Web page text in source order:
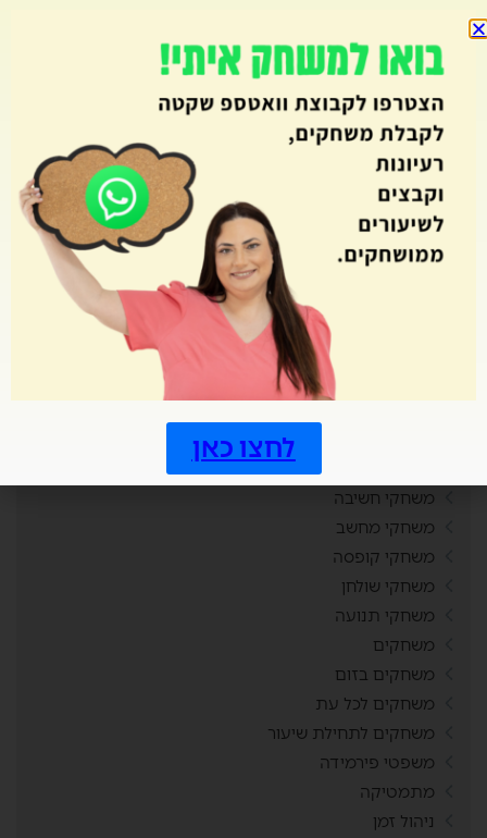
מחולל מבוכים
מחולל סולמות ונחשים
מחולל קובייה
מחולל קלפים
מחולל רביעיות
מחוללי משחקים
מחתרות
מיומנויות המאה ה21
מסביב ללוח השנה
משחקי חשיבה
משחקי מחשב
משחקי קופסה
משחקי שולחן
משחקי תנועה
משחקים
משחקים בזום
משחקים לכל עת
משחקים לתחילת שיעור
משפטי פירמידה
מתמטיקה
ניהול זמן
לחצו כאן